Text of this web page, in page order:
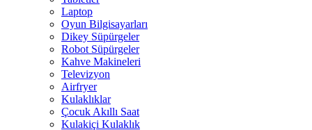
Laptop
Oyun Bilgisayarları
Dikey Süpürgeler
Robot Süpürgeler
Kahve Makineleri
Televizyon
Airfryer
Kulaklıklar
Çocuk Akıllı Saat
Kulakiçi Kulaklık